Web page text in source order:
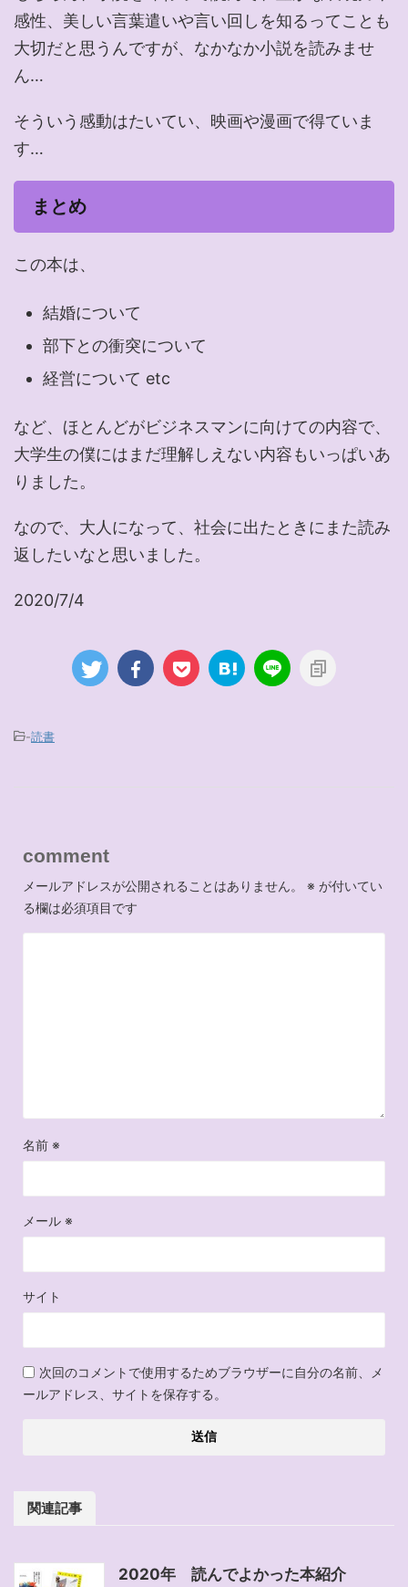
感性、美しい言葉遣いや言い回しを知るってことも
大切だと思うんですが、なかなか小説を読みませ
ん…
そういう感動はたいてい、映画や漫画で得ていま
す…
まとめ
この本は、
結婚について
部下との衝突について
経営について etc
など、ほとんどがビジネスマンに向けての内容で、
大学生の僕にはまだ理解しえない内容もいっぱいあ
りました。
なので、大人になって、社会に出たときにまた読み
返したいなと思いました。
2020/7/4
-読書
comment
メールアドレスが公開されることはありません。 ※ が付いてい
る欄は必須項目です
名前 ※
メール ※
サイト
次回のコメントで使用するためブラウザーに自分の名前、メ
ールアドレス、サイトを保存する。
関連記事
2020年 読んでよかった本紹介